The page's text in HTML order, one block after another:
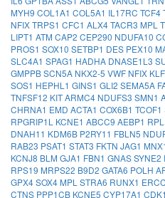
MYH9 COL1A1 COL5A1 IL17RC TCF4
NFIXTRPS1 CFC1 ALX4TACR3 MPL
LIPT1 ATM CAP2 CEP290 NDUFA10
PROS1 SOX10 SETBP1 DES PEX10
SLC4A1 SPAG1 HADHA DNASE1L3
GMPPBSCN5A NKX2-5 VWF NFIX
SOS1 HEPHL1 GINS1 GLI2 SEMA5A
TNFSF12 KITARMC4 NDUFS3 SMN1
CHRNA1 EMD ACTA1 COX6B1 TCOF1
RPGRIP1L KCNE1 ABCC9 AEBP1
DNAH11 KDM6B P2RY11 FBLN5
RAB23 PSAT1 STAT3 FKTN JAG1 MNX1
KCNJ8 BLM GJA1 FBN1 GNASSYNE2
RPS19 MRPS22 B9D2 GATA6 POLH
GPX4SOX4 MPL STRA6 RUNX1
CTNS PPP1CB KCNE5 CYP17A1